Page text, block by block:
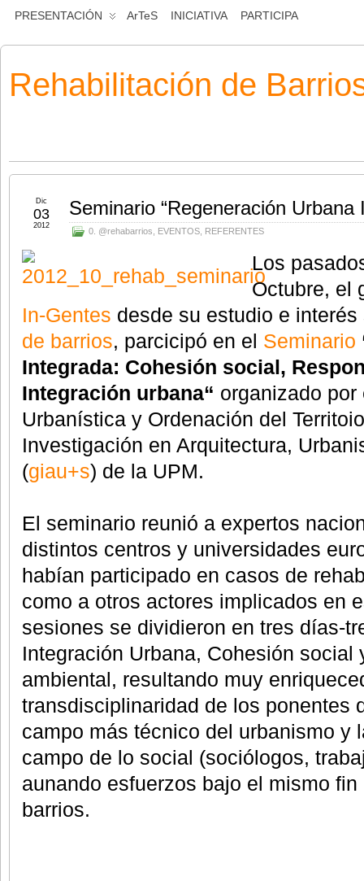
PRESENTACIÓN ArTeS INICIATIVA PARTICIPA
Rehabilitación de
Seminario “Regeneración Urbana
0. @rehabarrios EVENTOS REFERENTES
Dic
03
2012
Los
Octubre, el
In-Gentes desde su estudio e
de barrios, parcicipó en el Seminario
Integrada: Cohesión social,
Integración urbana“ organizado
Urbanística y Ordenación del
Investigación en Arquitectura,
(giau+s) de la UPM.
El seminario reunió a expertos
distintos centros y universidades
habían participado en casos de
como a otros actores implicados en
sesiones se dividieron en tres días-
Integración Urbana, Cohesión social
ambiental, resultando muy
transdisciplinaridad de los ponentes
campo más técnico del urbanismo y
campo de lo social (sociólogos,
aunando esfuerzos bajo el mismo
barrios.